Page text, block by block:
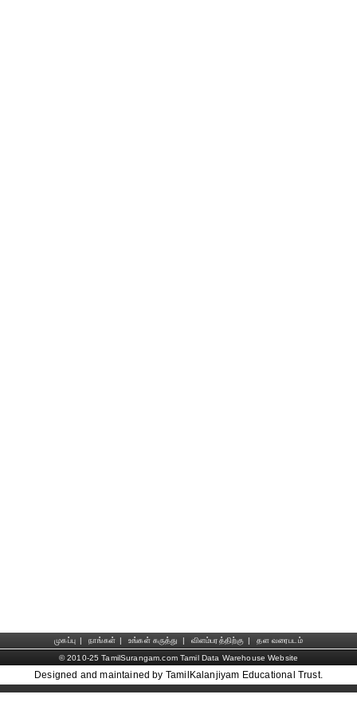
முகப்பு | நாங்கள் | உங்கள் கருத்து | விளம்பரத்திற்கு |
தள வரைபடம்
© 2010-25 TamilSurangam.com Tamil Data Warehouse Website
Designed and maintained by TamilKalanjiyam Educational Trust.